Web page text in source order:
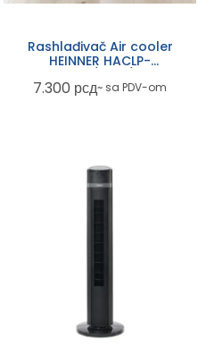
Rashlađivač Air cooler
HEINNER HACLP-
7.300 рсд~ sa PDV-om